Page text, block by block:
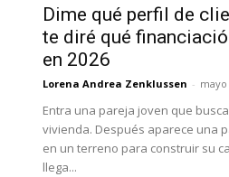
Dime qué perfil de
te diré qué
en 2026
Lorena Andrea Zenklussen - mayo
Entra una pareja joven que
vivienda. Después aparece una
en un terreno para construir su
llega...